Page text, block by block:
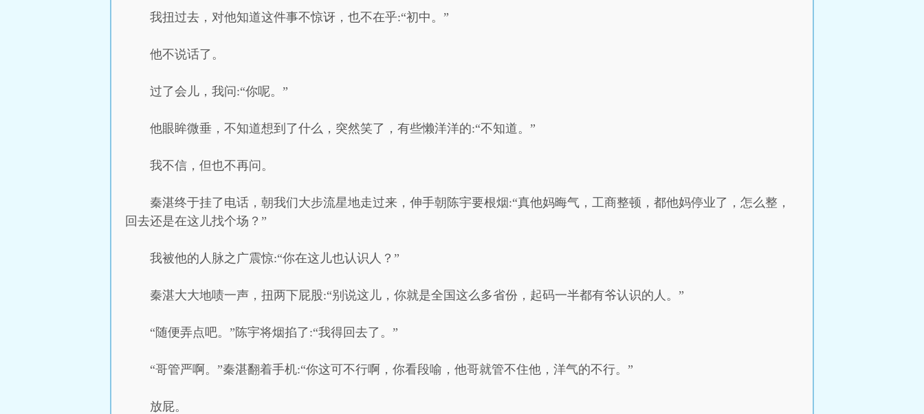
我扭过去，对他知道这件事不惊讶，也不在乎:“初中。”
他不说话了。
过了会儿，我问:“你呢。”
他眼眸微垂，不知道想到了什么，突然笑了，有些懒洋洋的:“不知道。”
我不信，但也不再问。
秦湛终于挂了电话，朝我们大步流星地走过来，伸手朝陈宇要根烟:“真他妈晦气，工商整顿，都他妈停业了，怎么整，
回去还是在这儿找个场？”
我被他的人脉之广震惊:“你在这儿也认识人？”
秦湛大大地啧一声，扭两下屁股:“别说这儿，你就是全国这么多省份，起码一半都有爷认识的人。”
“随便弄点吧。”陈宇将烟掐了:“我得回去了。”
“哥管严啊。”秦湛翻着手机:“你这可不行啊，你看段喻，他哥就管不住他，洋气的不行。”
放屁。